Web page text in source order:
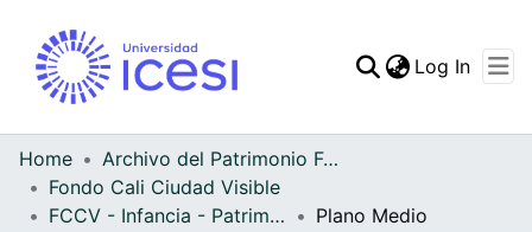
Log In
Home
Archivo del Patrimonio Fotográfico y Fílmico del Valle del Cauca
Fondo Cali Ciudad Visible
FCCV - Infancia - Patrimonial
Plano Medio